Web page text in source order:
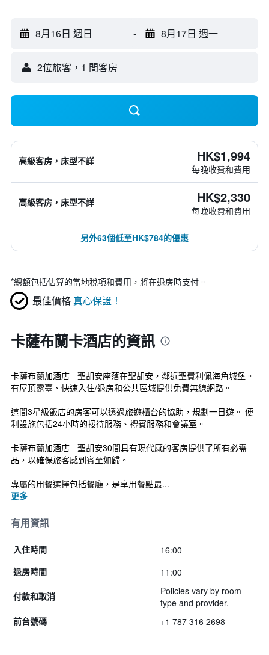
8月16日 週日 - 8月17日 週一
2位旅客，1 間客房
高級客房，床型不詳 HK$1,994
每晚收費和費用
高級客房，床型不詳 HK$2,330
每晚收費和費用
另外63個低至HK$784的優惠
*總額包括估算的當地稅項和費用，將在退房時支付。
最佳價格 真心保證！
卡薩布蘭卡酒店的資訊
卡薩布蘭加酒店 - 聖胡安座落在聖胡安，鄰近聖費利佩海角城堡。
有屋頂露臺、快速入住/退房和公共區域提供免費無線網路。
這間3星級飯店的房客可以透過旅遊櫃台的協助，規劃一日遊。 便
利設施包括24小時的接待服務、禮賓服務和會議室。
卡薩布蘭加酒店 - 聖胡安30間具有現代感的客房提供了所有必需
品，以確保旅客感到賓至如歸。
專屬的用餐選擇包括餐廳，是享用餐點最...
更多
有用資訊
入住時間 16:00
退房時間 11:00
付款和取消
Policies vary by room
type and provider.
前台號碼 +1 787 316 2698